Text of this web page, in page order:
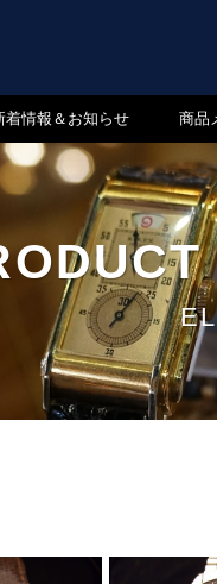
着情報＆お知らせ 商品